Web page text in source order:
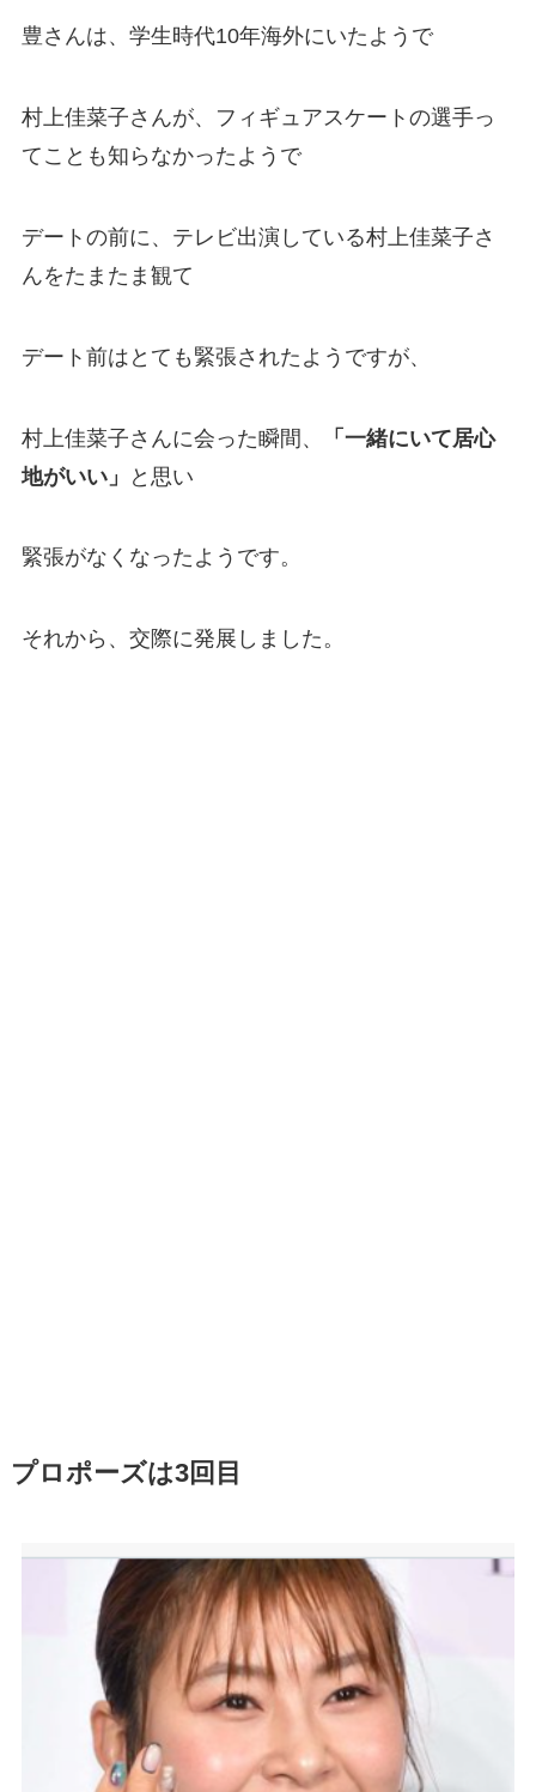
豊さんは、学生時代10年海外にいたようで
村上佳菜子さんが、フィギュアスケートの選手っ
てことも知らなかったようで
デートの前に、テレビ出演している村上佳菜子さ
んをたまたま観て
デート前はとても緊張されたようですが、
村上佳菜子さんに会った瞬間、
「一緒にいて居心
地がいい」
と思い
緊張がなくなったようです。
それから、交際に発展しました。
プロポーズは3回目